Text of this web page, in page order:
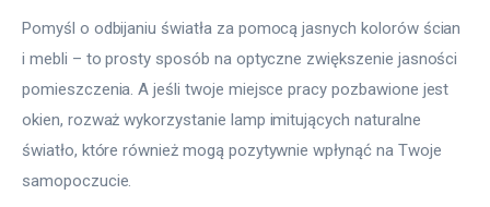
Pomyśl o odbijaniu światła za pomocą jasnych kolorów ścian
i mebli – to prosty sposób na optyczne zwiększenie jasności
pomieszczenia. A jeśli twoje miejsce pracy pozbawione jest
okien, rozważ wykorzystanie lamp imitujących naturalne
światło, które również mogą pozytywnie wpłynąć na Twoje
samopoczucie.